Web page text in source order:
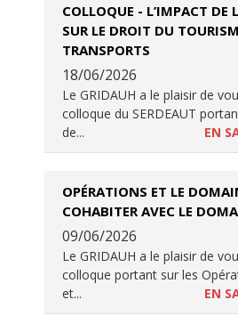
COLLOQUE - L’IMPACT DE
SUR LE DROIT DU
TRANSPORTS
18/06/2026
Le GRIDAUH a le plaisir de
colloque du SERDEAUT
de...
EN
OPÉRATIONS ET LE
COHABITER AVEC LE
09/06/2026
Le GRIDAUH a le plaisir de
colloque portant sur les
et...
EN